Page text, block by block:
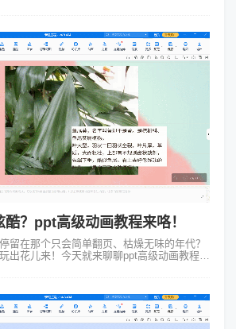
？ppt高级动画教程来咯！
留在那个只会简单翻页、枯燥无味的年代？
出花儿来！今天就来聊聊ppt高级动画教程，